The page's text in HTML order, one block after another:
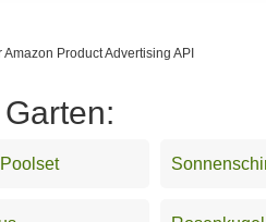
Product Advertising API